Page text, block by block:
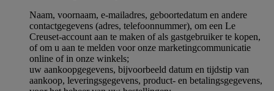
Naam, voornaam, e-mailadres, geboortedatum en andere
contactgegevens (adres, telefoonnummer), om een Le
Creuset-account aan te maken of als gastgebruiker te kopen,
of om u aan te melden voor onze marketingcommunicatie
online of in onze winkels;
uw aankoopgegevens, bijvoorbeeld datum en tijdstip van
aankoop, leveringsgegevens, product- en betalingsgegevens,